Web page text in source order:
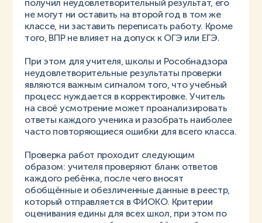
получил неудовлетворительный результат, его
не могут ни оставить на второй год в том же
классе, ни заставить переписать работу. Кроме
того, ВПР не влияет на допуск к ОГЭ или ЕГЭ.
При этом для учителя, школы и Рособнадзора
неудовлетворительные результаты проверки
являются важным сигналом того, что учебный
процесс нуждается в корректировке. Учитель
на своё усмотрение может проанализировать
ответы каждого ученика и разобрать наиболее
часто повторяющиеся ошибки для всего класса.
Проверка работ проходит следующим
образом: учителя проверяют бланк ответов
каждого ребёнка, после чего вносят
обобщённые и обезличенные данные в реестр,
который отправляется в ФИОКО. Критерии
оценивания едины для всех школ, при этом по